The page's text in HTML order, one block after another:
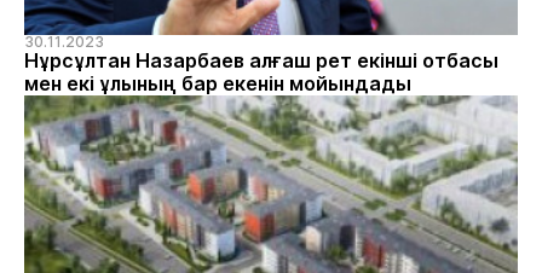
30.11.2023
Нұрсұлтан Назарбаев алғаш рет екінші отбасы
мен екі ұлының бар екенін мойындады